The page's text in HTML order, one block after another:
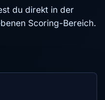
du direkt in der
Scoring-Bereich.